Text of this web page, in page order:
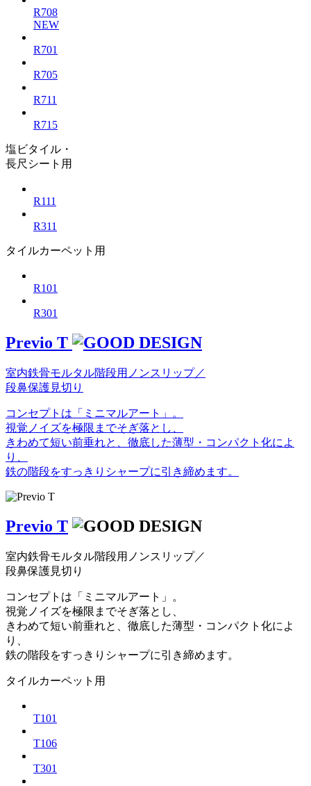
R708
NEW
R701
R705
R711
R715
塩ビタイル・
⻑尺シート⽤
R111
R311
タイルカーペット用
R101
R301
Previo T
室内鉄骨モルタル階段用ノンスリップ／
段鼻保護見切り
コンセプトは「ミニマルアート」。
視覚ノイズを極限までそぎ落とし、
きわめて短い前垂れと、徹底した薄型・コンパクト化によ
り、
鉄の階段をすっきりシャープに引き締めます。
Previo T
室内鉄骨モルタル階段用ノンスリップ／
段鼻保護見切り
コンセプトは「ミニマルアート」。
視覚ノイズを極限までそぎ落とし、
きわめて短い前垂れと、徹底した薄型・コンパクト化によ
り、
鉄の階段をすっきりシャープに引き締めます。
タイルカーペット用
T101
T106
T301